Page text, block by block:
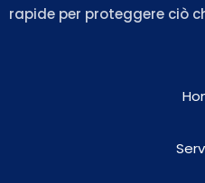
rapide per proteggere ciò